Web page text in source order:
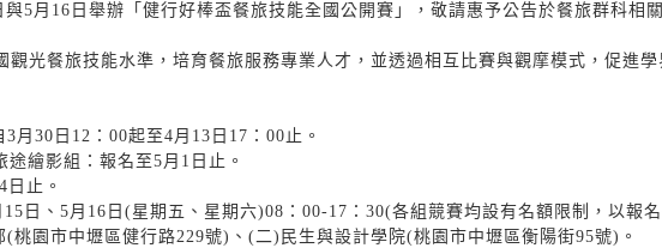
與5月16日舉辦「健行好棒盃餐旅技能全國公開賽」，敬請惠予公告於餐旅群科相
觀光餐旅技能水準，培育餐旅服務專業人才，並透過相互比賽與觀摩模式，促進
月30日12：00起至4月13日17：00止。
繪影組：報名至5月1日止。
止。
日、5月16日(星期五、星期六)08：00-17：30(各組競賽均設有名額限制，以報
桃園市中壢區健行路229號)、(二)民生與設計學院(桃園市中壢區衡陽街95號)。